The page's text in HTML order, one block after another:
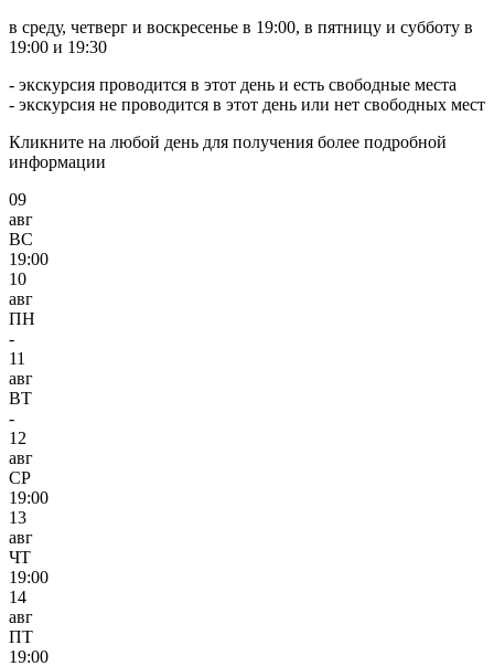
в среду, четверг и воскресенье в 19:00, в пятницу и субботу в
19:00 и 19:30
- экскурсия проводится в этот день и есть свободные места
- экскурсия не проводится в этот день или нет свободных мест
Кликните на любой день для получения более подробной
информации
09
авг
ВС
19:00
10
авг
ПН
-
11
авг
ВТ
-
12
авг
СР
19:00
13
авг
ЧТ
19:00
14
авг
ПТ
19:00